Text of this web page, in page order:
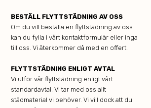
BESTÄLL FLYTTSTÄDNING AV OSS
Om du vill beställa en flyttstädning av oss
kan du fylla i vårt kontaktformulär eller inga
till oss. Vi återkommer då med en offert.
FLYTTSTÄDNING ENLIGT AVTAL
Vi utför vår flyttstädning enligt vårt
standardavtal. Vi tar med oss allt
städmaterial vi behöver. Vi vill dock att du